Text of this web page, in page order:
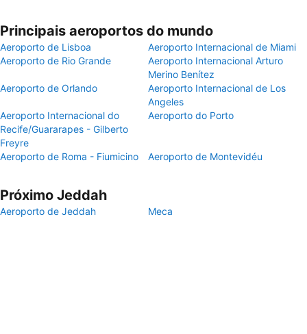
Principais aeroportos do mundo
Aeroporto de Lisboa
Aeroporto Internacional de Miami
Aeroporto de Rio Grande
Aeroporto Internacional Arturo
Merino Benítez
Aeroporto de Orlando
Aeroporto Internacional de Los
Angeles
Aeroporto Internacional do
Recife/Guararapes - Gilberto
Freyre
Aeroporto do Porto
Aeroporto de Roma - Fiumicino Aeroporto de Montevidéu
Próximo Jeddah
Aeroporto de Jeddah Meca